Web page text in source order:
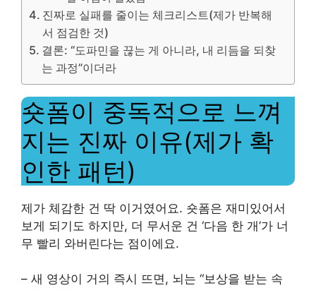
진짜로 실패를 줄이는 체크리스트(제가 반복해
서 점검한 것)
결론: “도파민을 끊는 게 아니라, 내 리듬을 되찾
는 과정”이더라
숏폼이 중독적으로 느껴
지는 진짜 이유(제가 확
인한 패턴)
제가 체감한 건 딱 이거였어요. 숏폼은 재미있어서
보게 되기도 하지만, 더 무서운 건 ‘다음 한 개’가 너
무 빨리 와버린다는 점이에요.
– 새 영상이 거의 즉시 뜨면, 뇌는 “보상을 받는 속